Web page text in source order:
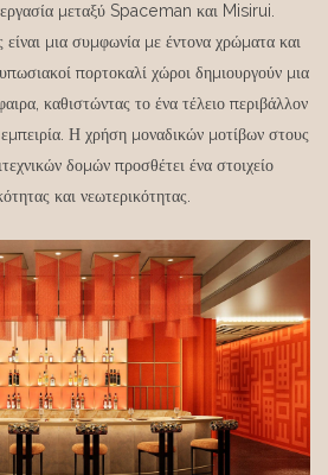
μεταξύ Spaceman και Misirui.
μια συμφωνία με έντονα χρώματα και
πορτοκαλί χώροι δημιουργούν μια
καθιστώντας το ένα τέλειο περιβάλλον
Η χρήση μοναδικών μοτίβων στους
δομών προσθέτει ένα στοιχείο
και νεωτερικότητας.